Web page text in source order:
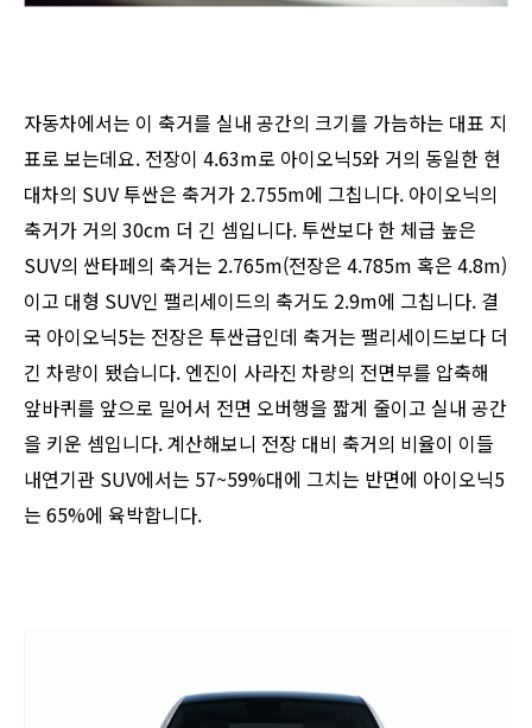
자동차에서는 이 축거를 실내 공간의 크기를 가늠하는 대표 지
표로 보는데요. 전장이 4.63m로 아이오닉5와 거의 동일한 현
대차의 SUV 투싼은 축거가 2.755m에 그칩니다. 아이오닉의
축거가 거의 30cm 더 긴 셈입니다. 투싼보다 한 체급 높은
SUV의 싼타페의 축거는 2.765m(전장은 4.785m 혹은 4.8m)
이고 대형 SUV인 팰리세이드의 축거도 2.9m에 그칩니다. 결
국 아이오닉5는 전장은 투싼급인데 축거는 팰리세이드보다 더
긴 차량이 됐습니다. 엔진이 사라진 차량의 전면부를 압축해
앞바퀴를 앞으로 밀어서 전면 오버행을 짧게 줄이고 실내 공간
을 키운 셈입니다. 계산해보니 전장 대비 축거의 비율이 이들
내연기관 SUV에서는 57~59%대에 그치는 반면에 아이오닉5
는 65%에 육박합니다.